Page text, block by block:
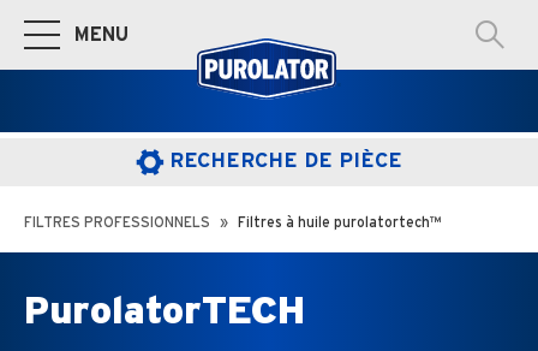
Basculer à la navigation principale
MENU
RECHERCHE DE PIÈCE
FILTRES PROFESSIONNELS Filtres à huile purolatortech™
PurolatorTECH